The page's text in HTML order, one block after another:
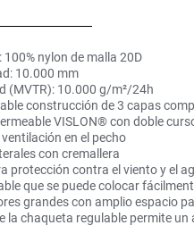
100% nylon de malla 20D
10.000 mm
(MVTR): 10.000 g/m²/24h
construcción de 3 capas
VISLON® con doble
en el pecho
con cremallera
protección contra el viento y el
que se puede colocar
grandes con amplio espacio
la chaqueta regulable permite un